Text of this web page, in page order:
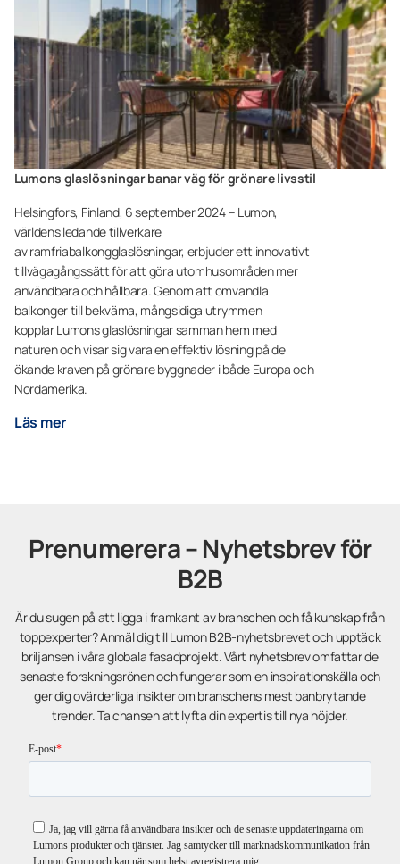
Lumons glaslösningar banar väg för grönare livsstil
Helsingfors, Finland, 6 september 2024 – Lumon,
världens ledande tillverkare
av ramfriabalkongglaslösningar, erbjuder ett innovativt
tillvägagångssätt för att göra utomhusområden mer
användbara och hållbara. Genom att omvandla
balkonger till bekväma, mångsidiga utrymmen
kopplar Lumons glaslösningar samman hem med
naturen och visar sig vara en effektiv lösning på de
ökande kraven på grönare byggnader i både Europa och
Nordamerika.
Läs mer
Prenumerera – Nyhetsbrev för
B2B
Är du sugen på att ligga i framkant av branschen och få kunskap från
toppexperter? Anmäl dig till Lumon B2B-nyhetsbrevet och upptäck
briljansen i våra globala fasadprojekt. Vårt nyhetsbrev omfattar de
senaste forskningsrönen och fungerar som en inspirationskälla och
ger dig ovärderliga insikter om branschens mest banbrytande
trender. Ta chansen att lyfta din expertis till nya höjder.